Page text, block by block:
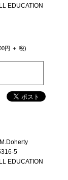
EDUCATION
円 ＋ 税)
5
EDUCATION